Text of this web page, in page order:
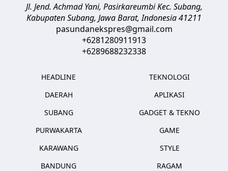
Jl. Jend. Achmad Yani, Pasirkareumbi Kec. Subang,
Kabupaten Subang, Jawa Barat,Indonesia41211
pasundanekspres@gmail.com
+6281280911913
+6289688232338
HEADLINE
DAERAH
SUBANG
PURWAKARTA
KARAWANG
BANDUNG
TEKNOLOGI
APLIKASI
GADGET & TEKNO
GAME
STYLE
RAGAM